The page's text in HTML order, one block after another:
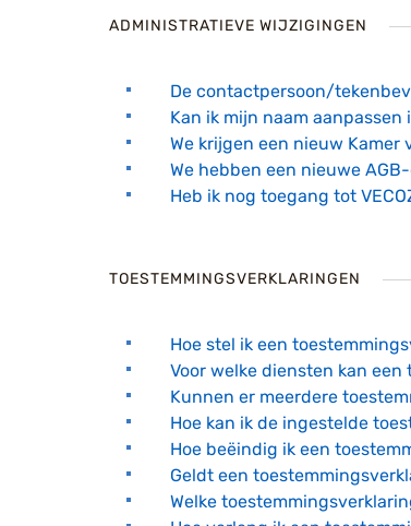
ADMINISTRATIEVE WIJZIGINGEN
De contactpersoon/
Kan ik mijn naam
We krijgen een nieuw
We hebben een nieuwe
Heb ik nog toegang tot
TOESTEMMINGSVERKLARINGEN
Hoe stel ik een
Voor welke diensten kan
Kunnen er meerdere
Hoe kan ik de ingestelde
Hoe beëindig ik een
Geldt een
Welke